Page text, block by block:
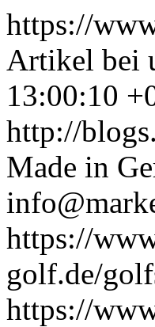
https://
Artikel bei
13:00:10
http://
Made in
https://
golf.de/
https://